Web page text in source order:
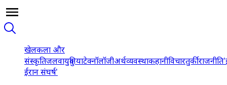
खेलकला और
संस्कृतिजलवायुदुनियाटेक्नॉलॉजीअर्थव्यवस्थाकहानीविचारतुर्कीराजनीति
ईरान संघर्ष'